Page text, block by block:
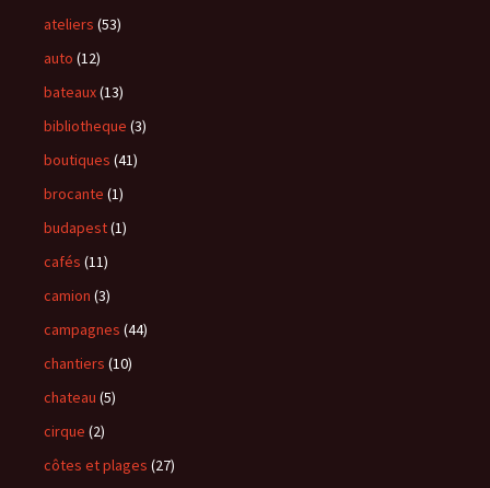
ateliers (53)
auto (12)
bateaux(13)
bibliotheque (3)
boutiques (41)
brocante (1)
budapest(1)
cafés (11)
camion (3)
campagnes (44)
chantiers (10)
chateau (5)
cirque (2)
côtes et plages (27)